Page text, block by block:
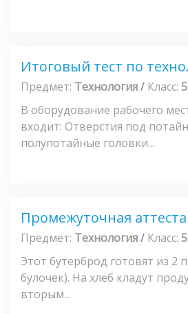
Итоговый тест по
Предмет: Технология/ Класс: 5
В оборудование рабочего
входит: Отверстия под
полупотайные головки...
Промежуточная
Предмет: Технология/ Класс: 5
Этот бутерброд готовят из 2
булочек). На хлеб кладут
вторым...